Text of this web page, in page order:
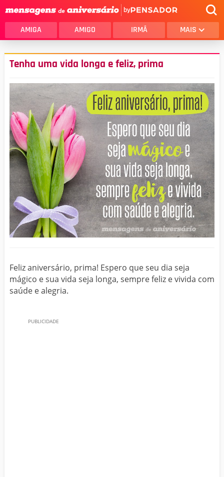
by
AMIGA AMIGO IRMÃ MAIS
Tenha uma vida longa e feliz, prima
Feliz aniversário, prima! Espero que seu dia seja
mágico e sua vida seja longa, sempre feliz e vivida com
saúde e alegria.